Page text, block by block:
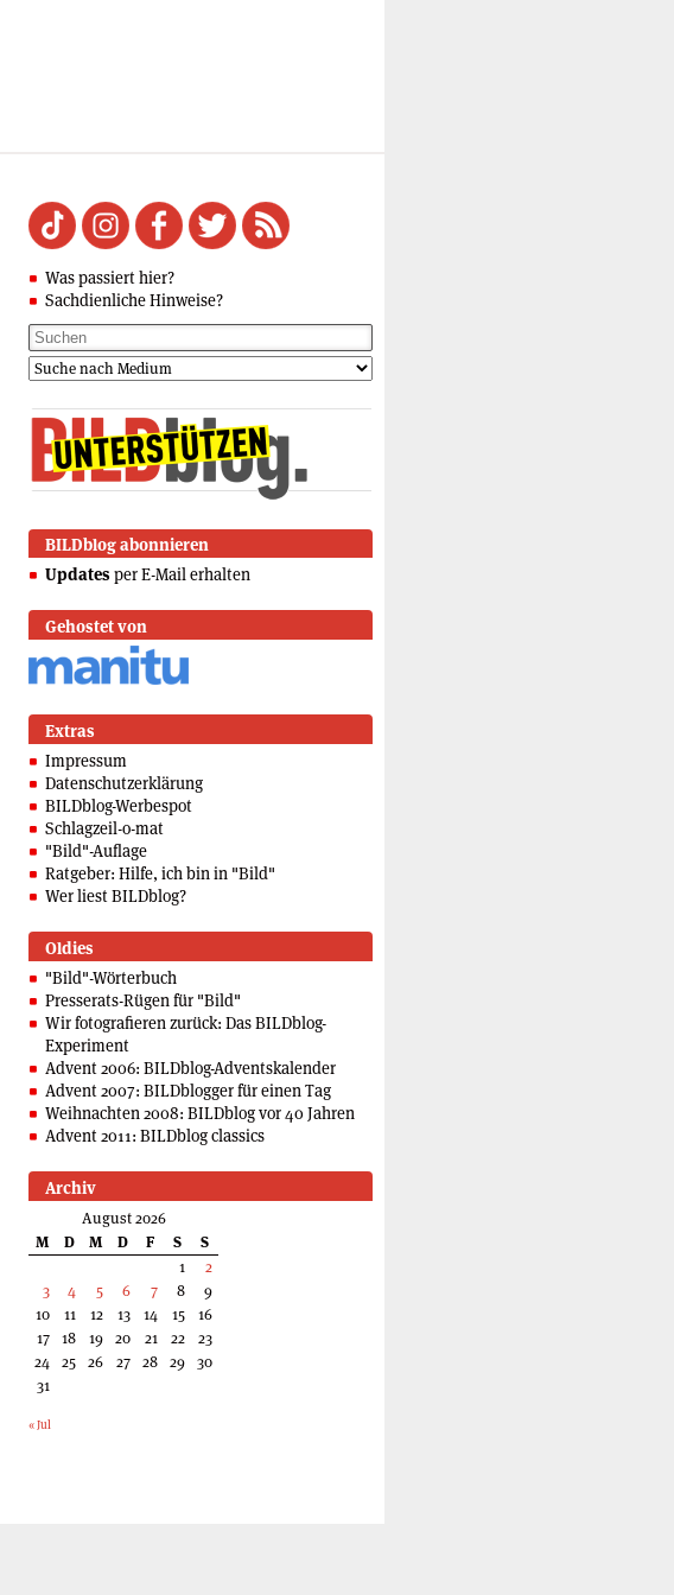
Was passiert hier?
Sachdienliche Hinweise?
BILDblog abonnieren
Updates per E-Mail erhalten
Gehostet von
Extras
Impressum
Datenschutzerklärung
BILDblog-Werbespot
Schlagzeil-o-mat
"Bild"-Auflage
Ratgeber: Hilfe, ich bin in "Bild"
Wer liest BILDblog?
Oldies
"Bild"-Wörterbuch
Presserats-Rügen für "Bild"
Wir fotografieren zurück: Das BILDblog-
Experiment
Advent 2006: BILDblog-Adventskalender
Advent 2007: BILDblogger für einen Tag
Weihnachten 2008: BILDblog vor 40 Jahren
Advent 2011: BILDblog classics
Archiv
August 2026
M
D M D F S
S
1
2
3
4 5 6 7 8
9
10
11 12 13 14 15
16
17 18 19 20 21 22
23
24 25 26 27 28 29 30
31
« Jul